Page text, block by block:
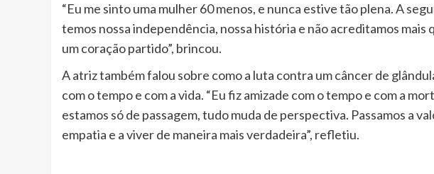
“Eu me sinto uma mulher 60 menos, e nunca estive tão plena. A
temos nossa independência, nossa história e não acreditamos mais
um coração partido”, brincou.
A atriz também falou sobre como a luta contra um câncer de
com o tempo e com a vida. “Eu fiz amizade com o tempo e com a
estamos só de passagem, tudo muda de perspectiva. Passamos a
empatia e a viver de maneira mais verdadeira”, refletiu.